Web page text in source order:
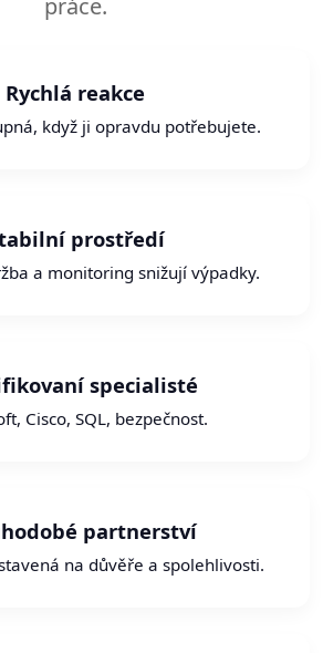
Rychlá reakce
když ji opravdu potřebujete.
prostředí
a monitoring snižují výpadky.
specialisté
Cisco, SQL, bezpečnost.
partnerství
na důvěře a spolehlivosti.